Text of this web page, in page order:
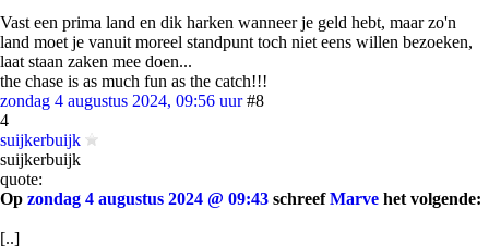
Vast een prima land en dik harken wanneer je geld hebt, maar zo'n
land moet je vanuit moreel standpunt toch niet eens willen bezoeken,
laat staan zaken mee doen...
the chase is as much fun as the catch!!!
zondag 4 augustus 2024, 09:56 uur #8
4
suijkerbuijk
suijkerbuijk
quote:
Op zondag 4 augustus 2024 @ 09:43 schreefMarve het volgende:
[..]